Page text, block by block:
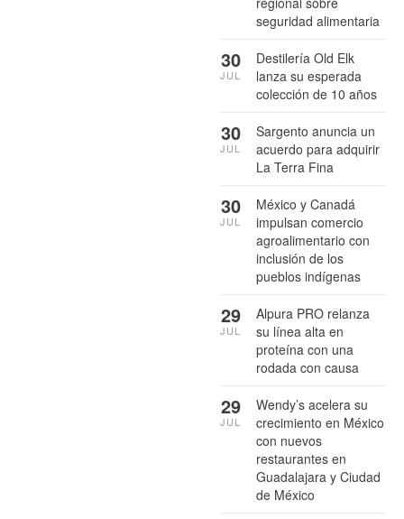
seguridad alimentaria
Destilería Old Elk
lanza su esperada
colección de 10 años
30
JUL
Sargento anuncia un
acuerdo para adquirir
La Terra Fina
30
JUL
México y Canadá
impulsan comercio
agroalimentario con
inclusión de los
pueblos indígenas
30
JUL
Alpura PRO relanza
su línea alta en
proteína con una
rodada con causa
29
JUL
Wendy’s acelera su
crecimiento en México
con nuevos
restaurantes en
Guadalajara y Ciudad
de México
29
JUL